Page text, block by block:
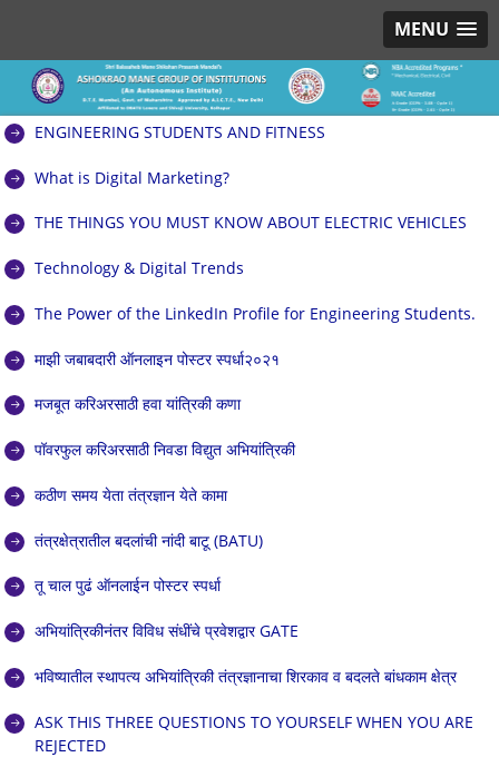
MENU
ENGINEERING STUDENTS AND FITNESS
What is Digital Marketing?
THE THINGS YOU MUST KNOW ABOUT ELECTRIC VEHICLES
Technology & Digital Trends
The Power of the LinkedIn Profile for Engineering Students.
माझी जबाबदारी ऑनलाइन पोस्टर स्पर्धा२०२१
मजबूत करिअरसाठी हवा यांत्रिकी कणा
पॉवरफुल करिअरसाठी निवडा विद्युत अभियांत्रिकी
कठीण समय येता तंत्रज्ञान येते कामा
तंत्रक्षेत्रातील बदलांची नांदी बाटू (BATU)
तू चाल पुढं ऑनलाईन पोस्टर स्पर्धा
अभियांत्रिकीनंतर विविध संधींचे प्रवेशद्वार GATE
भविष्यातील स्थापत्य अभियांत्रिकी तंत्रज्ञानाचा शिरकाव व बदलते बांधकाम क्षेत्र
ASK THIS THREE QUESTIONS TO YOURSELF WHEN YOU ARE
REJECTED